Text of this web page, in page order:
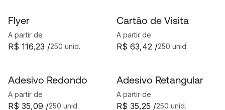
Flyer
A partir de
250 unid.
R$ 116,23 /
Cartão de Visita
A partir de
250 unid.
R$ 63,42 /
Adesivo Redondo
A partir de
250 unid.
R$ 35,09 /
Adesivo Retangular
A partir de
250 unid.
R$ 35,25 /